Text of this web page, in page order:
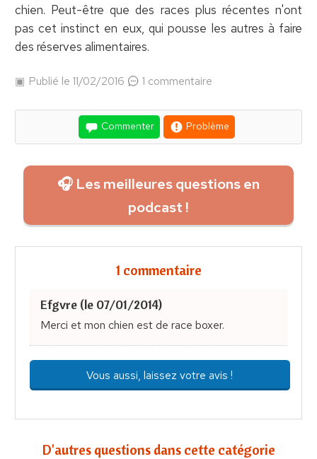
chien. Peut-être que des races plus récentes n'ont
pas cet instinct en eux, qui pousse les autres à faire
des réserves alimentaires.
Publié le 11/02/2016 1 commentaire
Commenter Problème
🎧 Les meilleures questions en
podcast !
1 commentaire
Efgvre (le 07/01/2014)
Merci et mon chien est de race boxer.
Vous aussi, laissez votre avis !
D'autres questions dans cette catégorie